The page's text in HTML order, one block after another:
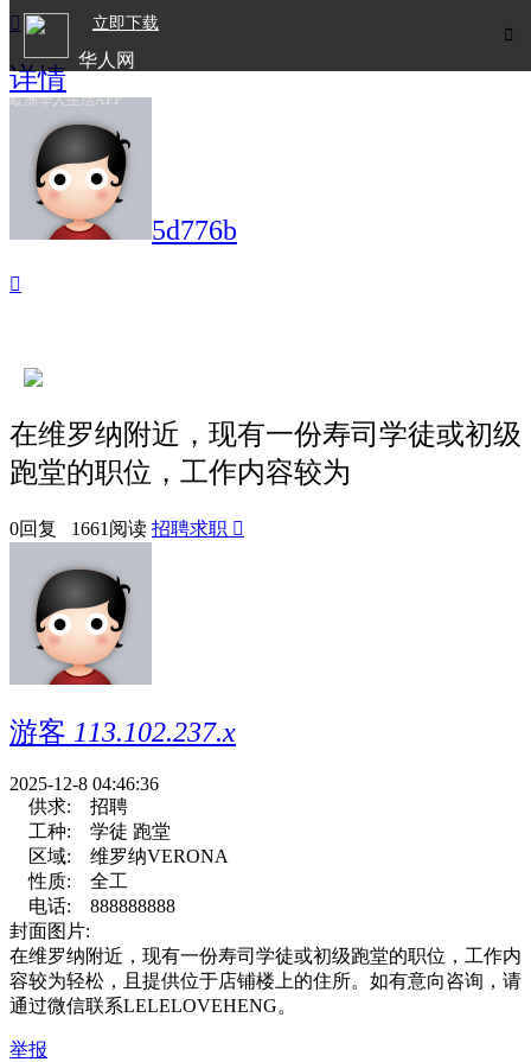

立即下载
华人网
欧洲华人生活APP

详情
5d776b

在维罗纳附近，现有一份寿司学徒或初级
跑堂的职位，工作内容较为
0回复 1661阅读 招聘求职 
游客 113.102.237.x
2025-12-8 04:46:36
供求:
招聘
工种:
学徒 跑堂
区域:
维罗纳VERONA
性质:
全工
电话:
888888888
封面图片:
在维罗纳附近，现有一份寿司学徒或初级跑堂的职位，工作内
容较为轻松，且提供位于店铺楼上的住所。如有意向咨询，请
通过微信联系LELELOVEHENG。
举报